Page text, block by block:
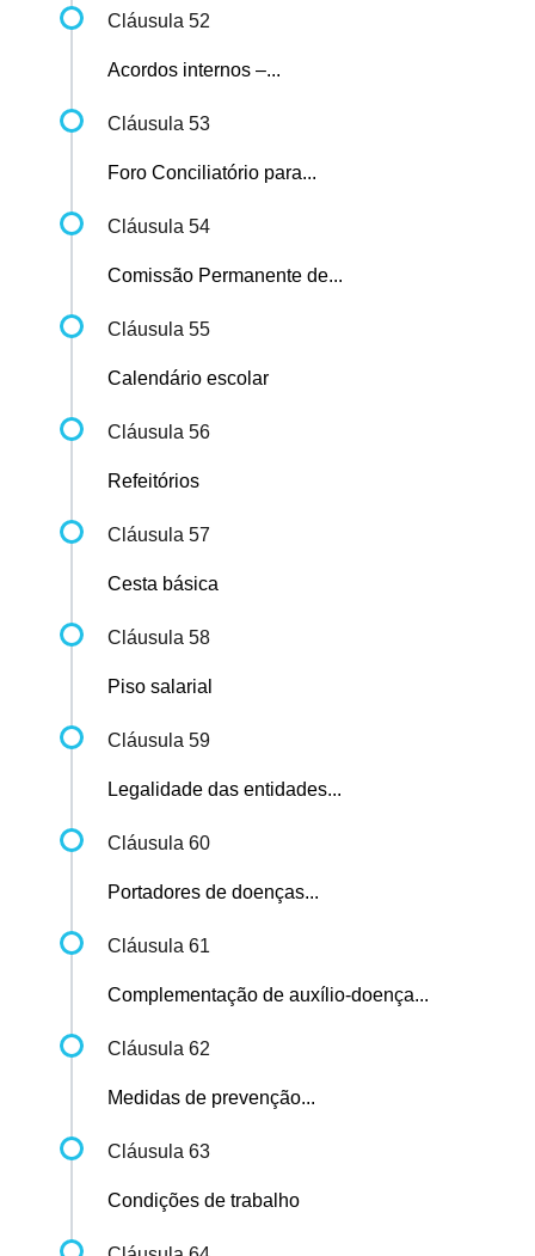
Cláusula 52
Acordos internos –...
Cláusula 53
Foro Conciliatório para...
Cláusula 54
Comissão Permanente de...
Cláusula 55
Calendário escolar
Cláusula 56
Refeitórios
Cláusula 57
Cesta básica
Cláusula 58
Piso salarial
Cláusula 59
Legalidade das entidades...
Cláusula 60
Portadores de doenças...
Cláusula 61
Complementação de auxílio-doença...
Cláusula 62
Medidas de prevenção...
Cláusula 63
Condições de trabalho